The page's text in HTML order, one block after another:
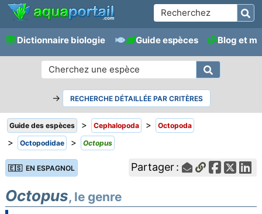
Dictionnaire biologie Guide espèces Blog et
→ RECHERCHE DÉTAILLÉE PAR CRITÈRES
Guide des espèces > Cephalopoda > Octopoda
> Octopodidae > Octopus
🇪🇸 EN ESPAGNOL Partager :
Octopus, le genre